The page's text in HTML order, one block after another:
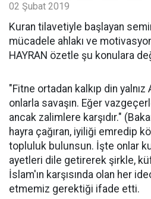
02 Şubat 2019
Kuran tilavetiyle başlayan
mücadele ahlakı ve
HAYRAN özetle şu konulara
"Fitne ortadan kalkıp din yalnız
onlarla savaşın. Eğer
ancak zalimlere karşıdır."
hayra çağıran, iyiliği emredip
topluluk bulunsun. İşte onlar
ayetleri dile getirerek şirkle,
İslam'ın karşısında olan her
etmemiz gerektiği ifade etti.